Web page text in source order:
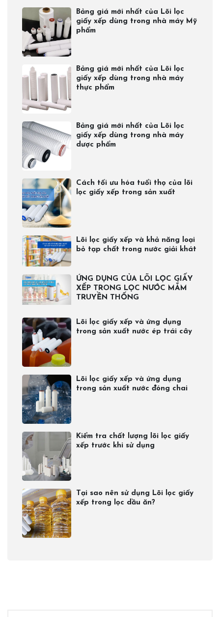
Bảng giá mới nhất của Lõi lọc
giấy xếp dùng trong nhà máy Mỹ
phẩm
Bảng giá mới nhất của Lõi lọc
giấy xếp dùng trong nhà máy
thực phẩm
Bảng giá mới nhất của Lõi lọc
giấy xếp dùng trong nhà máy
dược phẩm
Cách tối ưu hóa tuổi thọ của lõi
lọc giấy xếp trong sản xuất
Lõi lọc giấy xếp và khả năng loại
bỏ tạp chất trong nước giải khát
ỨNG DỤNG CỦA LÕI LỌC GIẤY
XẾP TRONG LỌC NƯỚC MẮM
TRUYỀN THỐNG
Lõi lọc giấy xếp và ứng dụng
trong sản xuất nước ép trái cây
Lõi lọc giấy xếp và ứng dụng
trong sản xuất nước đóng chai​
Kiểm tra chất lượng lõi lọc giấy
xếp trước khi sử dụng
Tại sao nên sử dụng Lõi lọc giấy
xếp trong lọc dầu ăn?